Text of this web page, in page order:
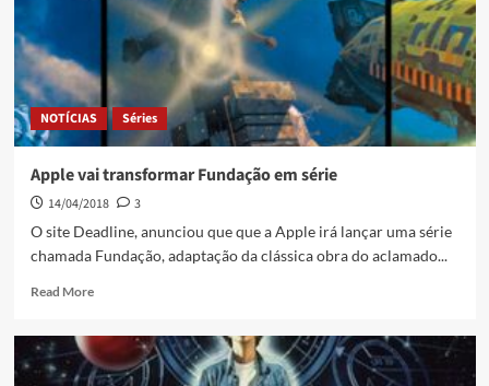
NOTÍCIAS Séries
Apple vai transformar Fundação em série
14/04/2018
3
O site Deadline, anunciou que que a Apple irá lançar uma série
chamada Fundação, adaptação da clássica obra do aclamado...
Read More